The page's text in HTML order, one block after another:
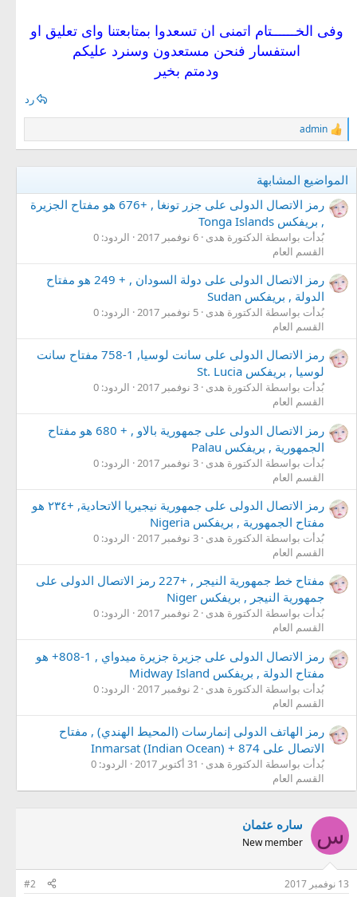
وفى الخــــــتام اتمنى ان تسعدوا بمتابعتنا واى تعليق او
استفسار فنحن مستعدون وسنرد عليكم
ودمتم بخير
رد
ا
ل
ف
ا
ع
ل
admin
المواضيع المشابهة
رمز الاتصال الدولى على جزر تونغا , +676 هو مفتاح الجزيرة
, بريفكس Tonga Islands
بُدأت بواسطة الدكتورة هدى 6 نوفمبر 2017
الردود: 0
القسم العام
رمز الاتصال الدولى على دولة السودان , + 249 هو مفتاح
الدولة , بريفكس Sudan
بُدأت بواسطة الدكتورة هدى 5 نوفمبر 2017
الردود: 0
القسم العام
رمز الاتصال الدولى على سانت لوسيا, 1-758 مفتاح سانت
لوسيا , بريفكس St. Lucia
بُدأت بواسطة الدكتورة هدى 3 نوفمبر 2017
الردود: 0
القسم العام
رمز الاتصال الدولى على جمهورية بالاو , + 680 هو مفتاح
الجمهورية , بريفكس Palau
بُدأت بواسطة الدكتورة هدى 3 نوفمبر 2017
الردود: 0
القسم العام
رمز الاتصال الدولى على جمهورية نيجيريا الاتحادية, +٢٣٤ هو
مفتاح الجمهورية , بريفكس Nigeria
بُدأت بواسطة الدكتورة هدى 3 نوفمبر 2017
الردود: 0
القسم العام
مفتاح خط جمهورية النيجر , +227 رمز الاتصال الدولى على
جمهورية النيجر , بريفكس Niger
بُدأت بواسطة الدكتورة هدى 2 نوفمبر 2017
الردود: 0
القسم العام
رمز الاتصال الدولى على جزيرة جزيرة ميدواي , 1-808+ هو
مفتاح الدولة , بريفكس Midway Island
بُدأت بواسطة الدكتورة هدى 2 نوفمبر 2017
الردود: 0
القسم العام
رمز الهاتف الدولى إنمارسات (المحيط الهندي) , مفتاح
الاتصال على Inmarsat (Indian Ocean) + 874
بُدأت بواسطة الدكتورة هدى 31 أكتوبر 2017
الردود: 0
القسم العام
س ساره عثمان
New member
13 نوفمبر 2017 #2